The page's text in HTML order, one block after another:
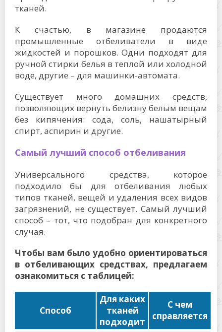
тканей.
К счастью, в магазине продаются
промышленные отбеливатели в виде
жидкостей и порошков. Одни подходят для
ручной стирки белья в теплой или холодной
воде, другие – для машинки-автомата.
Существует много домашних средств,
позволяющих вернуть белизну белым вещам
без кипячения: сода, соль, нашатырный
спирт, аспирин и другие.
Самый лучший способ отбеливания
Универсального средства, которое
подходило бы для отбеливания любых
типов тканей, вещей и удаления всех видов
загрязнений, не существует. Самый лучший
способ – тот, что подобран для конкретного
случая.
Чтобы вам было удобно ориентироваться
в отбеливающих средствах, предлагаем
ознакомиться с таблицей:
Способ
Для каких
тканей
подходит
С чем
справляется